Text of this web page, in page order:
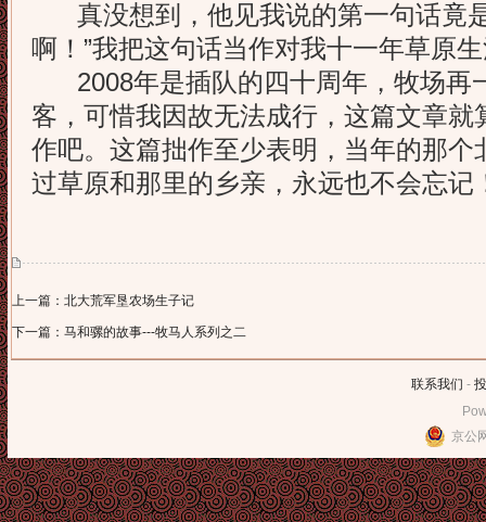
真没想到，他见我说的第一句话竟
啊！”我把这句话当作对我十一年草原
2008年是插队的四十周年，牧场再
客，可惜我因故无法成行，这篇文章
作吧。这篇拙作至少表明，当年的那个
过草原和那里的乡亲，永远也不会忘记
上一篇：北大荒军垦农场生子记
下一篇：马和骡的故事---牧马人系列之二
联系我们 -
京公